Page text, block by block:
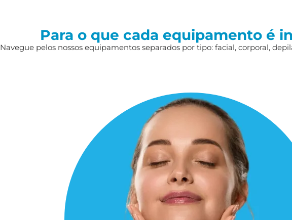
Para o que cada equipamento é
Navegue pelos nossos equipamentos separados por tipo: facial, corporal,